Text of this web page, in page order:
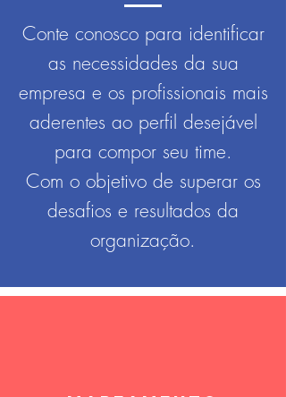
Conte conosco para identificar
as necessidades da sua
empresa e os profissionais mais
aderentes ao perfil desejável
para compor seu time.
Com o objetivo de superar os
desafios e resultados da
organização.